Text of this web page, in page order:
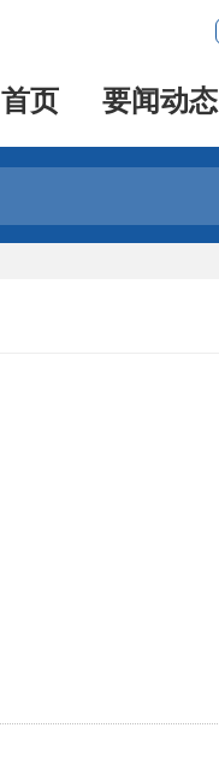
首页 要闻动态